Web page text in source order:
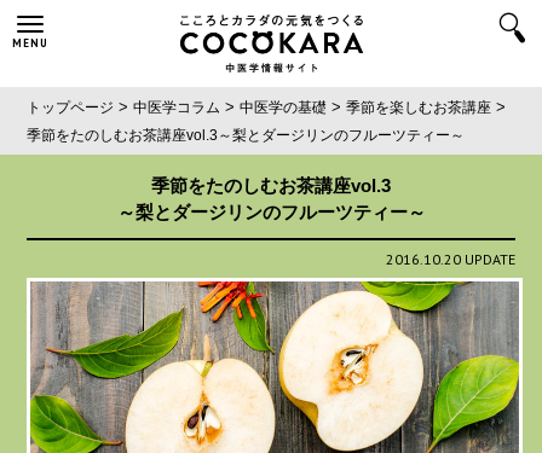
MENU
トップページ >中医学コラム >中医学の基礎 >季節を楽しむお茶講座 >
季節をたのしむお茶講座vol.3 ～梨とダージリンのフルーツティー～
季節をたのしむお茶講座vol.3
～梨とダージリンのフルーツティー～
2016.10.20 UPDATE